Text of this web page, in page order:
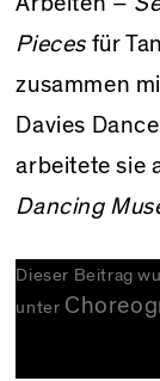
Pieces für
zusammen
Davies
arbeitete sie
Dancing
Dieser Beitrag
unter